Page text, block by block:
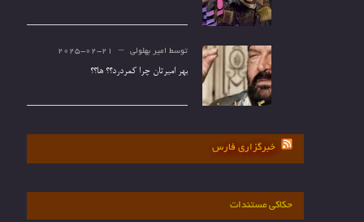
توسط امیر بهلولی 2025-02-21
بهر امیرتان چرا کمردرد؟؟ ها؟؟
خبرگزاری فارس
حکاکی مستندات